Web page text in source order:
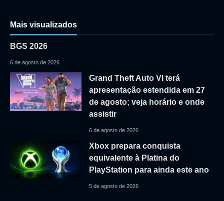
Mais visualizados
BGS 2026
6 de agosto de 2026
Grand Theft Auto VI terá
apresentação estendida em 27
de agosto; veja horário e onde
assistir
6 de agosto de 2026
Xbox prepara conquista
equivalente à Platina do
PlayStation para ainda este ano
5 de agosto de 2026